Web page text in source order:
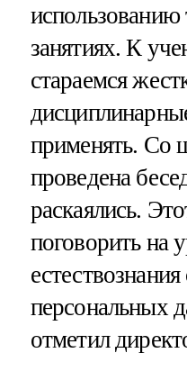
использованию
занятиях. К
стараемся
применять. Со
проведена
раскаялись.
поговорить на
персональных
отметил